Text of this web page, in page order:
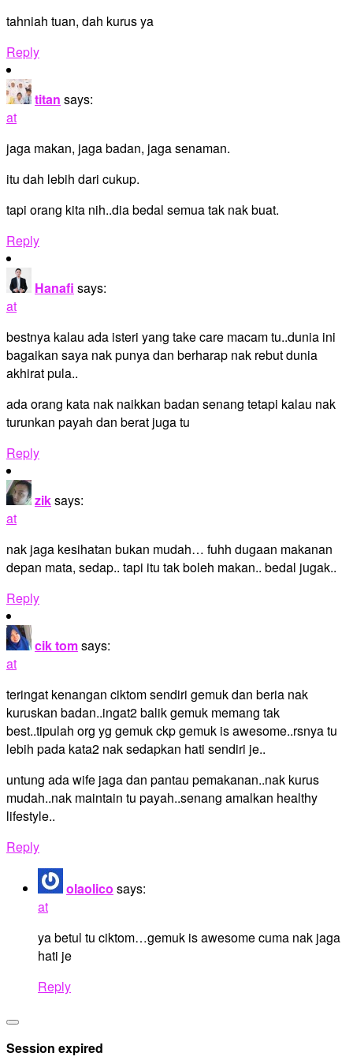
tahniah tuan, dah kurus ya
Reply
titan says:
at
jaga makan, jaga badan, jaga senaman.
itu dah lebih dari cukup.
tapi orang kita nih..dia bedal semua tak nak buat.
Reply
Hanafi says:
at
bestnya kalau ada isteri yang take care macam tu..dunia ini
bagaikan saya nak punya dan berharap nak rebut dunia
akhirat pula..
ada orang kata nak naikkan badan senang tetapi kalau nak
turunkan payah dan berat juga tu
Reply
ziksays:
at
nak jaga kesihatan bukan mudah… fuhh dugaan makanan
depan mata, sedap.. tapi itu tak boleh makan.. bedal jugak..
Reply
cik tomsays:
at
teringat kenangan ciktom sendiri gemuk dan beria nak
kuruskan badan..ingat2 balik gemuk memang tak
best..tipulah org yg gemuk ckp gemuk is awesome..rsnya tu
lebih pada kata2 nak sedapkan hati sendiri je..
untung ada wife jaga dan pantau pemakanan..nak kurus
mudah..nak maintain tu payah..senang amalkan healthy
lifestyle..
Reply
olaolico says:
at
ya betul tu ciktom…gemuk is awesome cuma nak jaga
hati je
Reply
Site
Footer
Close
Session expired